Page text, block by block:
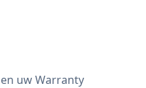
uw Warranty